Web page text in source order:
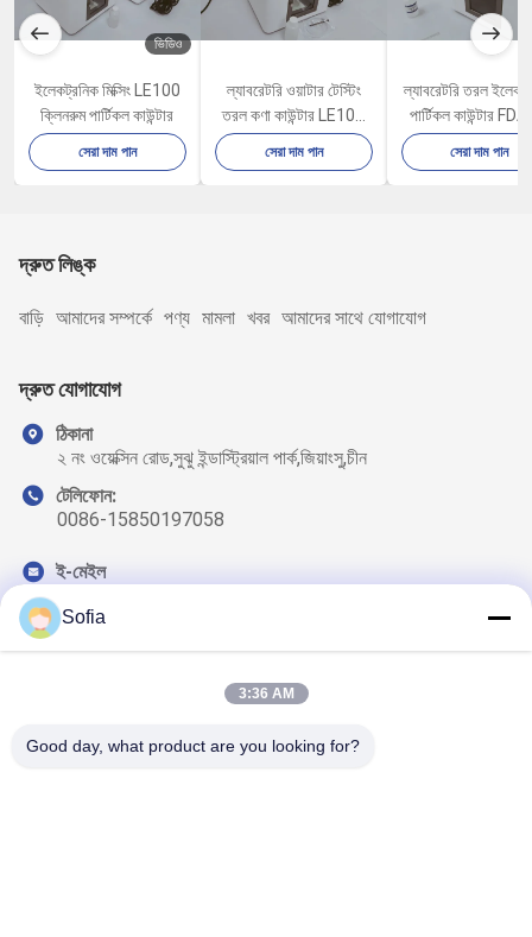
ভিডিও
ইলেকট্রনিক মিক্সিং LE100
ক্লিনরুম পার্টিকল কাউন্টার
সেরা দাম পান
ল্যাবরেটরি ওয়াটার টেস্টিং
তরল কণা কাউন্টার LE100
LE100S
সেরা দাম পান
ল্যাবরেটরি তরল
পার্টিকল কাউন্টার
CFR পার্ট 11
সেরা দাম পান
দ্রুত লিঙ্ক
বাড়ি আমাদের সম্পর্কে পণ্য মামলা খবর আমাদের সাথে যোগাযোগ
দ্রুত যোগাযোগ
ঠিকানা
২ নং ওয়েক্সিন রোড,সুঝু ইন্ডাস্ট্রিয়াল পার্ক,জিয়াংসু,চীন
টেলিফোন:
0086-15850197058
ই-মেইল
আমাদের নিউজলেটারে সাবস্ক্রাইব করুন এবং আরও অনেক কিছু পেতে পারেন।
Sofia
3:36 AM
Good day, what product are you looking for?